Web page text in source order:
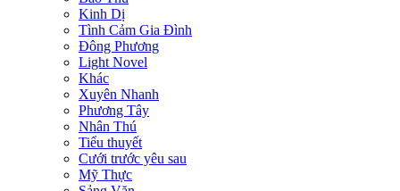
Kinh Dị
Tình Cảm Gia Đình
Đông Phương
Light Novel
Khác
Xuyên Nhanh
Phương Tây
Nhân Thú
Tiểu thuyết
Cưới trước yêu sau
Mỹ Thực